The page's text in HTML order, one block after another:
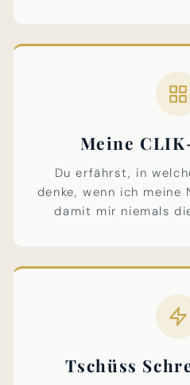
Meine
Du erfährst, in
denke, wenn ich meine
damit mir niemals
Tschüss